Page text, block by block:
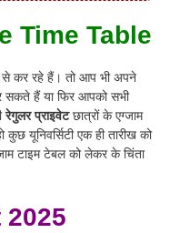
Time Table
से कर रहे हैं। तो आप भी अपने
सकते हैं या फिर आपको सभी
रेगुलर प्राइवेटछात्रों के एग्जाम
यूनिवर्सिटी एक ही तारीख को
टाइम टेबल को लेकर के चिंता
2025